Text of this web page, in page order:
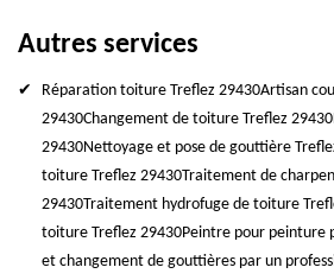
Autres services
Réparation toiture Treflez 29430Artisan
29430Changement de toiture Treflez 29430
29430Nettoyage et pose de gouttière
toiture Treflez 29430Traitement de
29430Traitement hydrofuge de toiture
toiture Treflez 29430Peintre pour peinture
et changement de gouttières par un